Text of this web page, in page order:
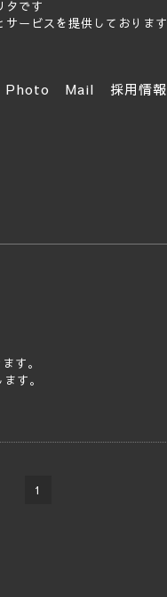
タです
ービスを提供しております
Photo Mail 採用情報
す。
す。
1